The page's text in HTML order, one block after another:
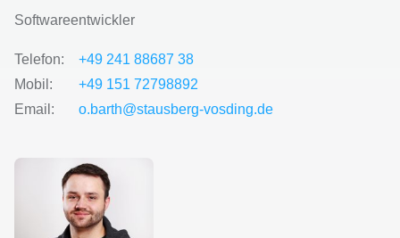
Softwareentwickler
Telefon:
+49 241 88687 38
Mobil:
+49 151 72798892
Email:
o.barth@stausberg-vosding.de